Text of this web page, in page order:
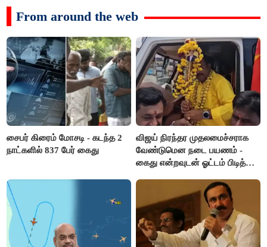
From around the web
சைபர் கிரைம் மோசடி - கடந்த 2
நாட்களில் 837 பேர் கைது
விஜய் நிரந்தர முதலமைச்சராக
வேண்டுமென நடை பயணம் -
கைது என்றவுடன் ஓட்டம் பிடித்த